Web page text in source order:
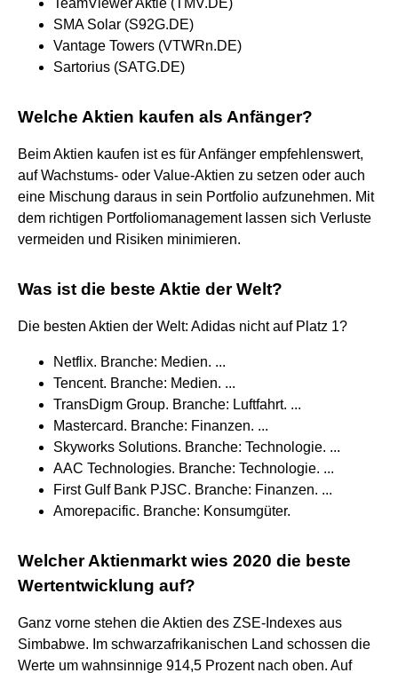
SMA Solar (S92G.DE)
Vantage Towers (VTWRn.DE)
Sartorius (SATG.DE)
Welche Aktien kaufen als Anfänger?
Beim Aktien kaufen ist es für Anfänger empfehlenswert,
auf Wachstums- oder Value-Aktien zu setzen oder auch
eine Mischung daraus in sein Portfolio aufzunehmen. Mit
dem richtigen Portfoliomanagement lassen sich Verluste
vermeiden und Risiken minimieren.
Was ist die beste Aktie der Welt?
Die besten Aktien der Welt: Adidas nicht auf Platz 1?
Netflix. Branche: Medien. ...
Tencent. Branche: Medien. ...
TransDigm Group. Branche: Luftfahrt. ...
Mastercard. Branche: Finanzen. ...
Skyworks Solutions. Branche: Technologie. ...
AAC Technologies. Branche: Technologie. ...
First Gulf Bank PJSC. Branche: Finanzen. ...
Amorepacific. Branche: Konsumgüter.
Welcher Aktienmarkt wies 2020 die beste
Wertentwicklung auf?
Ganz vorne stehen die Aktien des ZSE-Indexes aus
Simbabwe. Im schwarzafrikanischen Land schossen die
Werte um wahnsinnige 914,5 Prozent nach oben. Auf